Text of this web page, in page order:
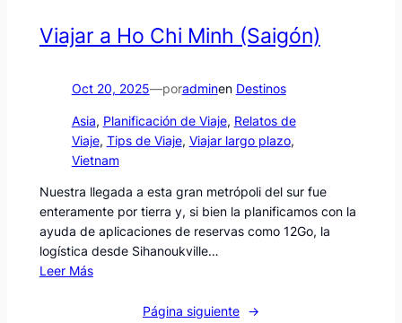
Viajar a Ho Chi Minh (Saigón)
Oct 20, 2025—poradminen Destinos
Asia, Planificación de Viaje, Relatos de
Viaje, Tips de Viaje, Viajar largo plazo
Vietnam
Nuestra llegada a esta gran metrópoli del sur fue
enteramente por tierra y, si bien la planificamos con la
ayuda de aplicaciones de reservas como 12Go, la
logística desde Sihanoukville…
Leer Más
Página siguiente →